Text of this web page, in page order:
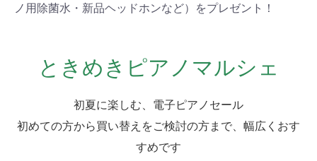
ノ用除菌水・新品ヘッドホンなど）をプレゼント！
ときめきピアノマルシェ
初夏に楽しむ、電子ピアノセール
初めての方から買い替えをご検討の方まで、幅広くおす
すめです